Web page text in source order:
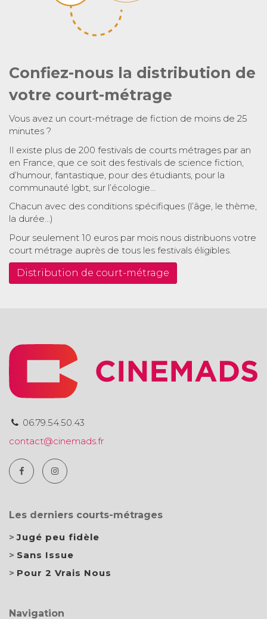
Confiez-nous la distribution de
votre court-métrage
Vous avez un court-métrage de fiction de moins de 25
minutes ?
Il existe plus de 200 festivals de courts métrages par an
en France, que ce soit des festivals de science fiction,
d’humour, fantastique, pour des étudiants, pour la
communauté lgbt, sur l’écologie…
Chacun avec des conditions spécifiques (l’âge, le thème,
la durée…)
Pour seulement 10 euros par mois nous distribuons votre
court métrage auprès de tous les festivals éligibles.
Distribution de court-métrage
06.79.54.50.43
contact@cinemads.fr
Les derniers courts-métrages
Jugé peu fidèle
Sans Issue
Pour 2 Vrais Nous
Navigation